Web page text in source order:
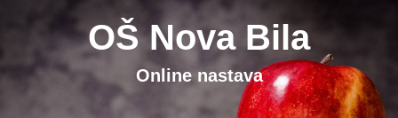
OŠ Nova Bila
Online nastava